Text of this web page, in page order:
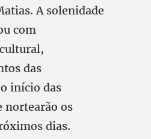
A solenidade
com
das
início das
nortearão os
dias.